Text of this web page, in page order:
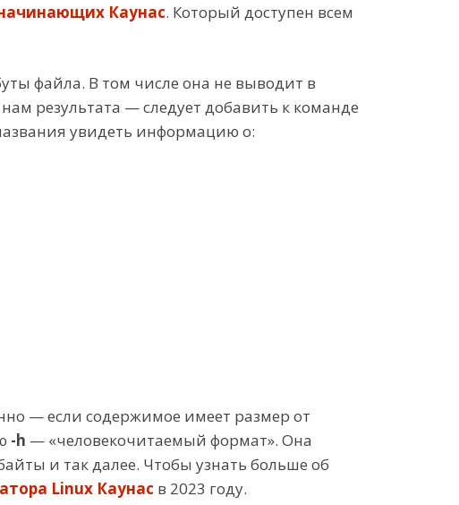
Каунас. Который доступен всем
файла. В том числе она не выводит в
результата — следует добавить к команде
увидеть информацию о:
— если содержимое имеет размер от
-h — «человекочитаемый формат». Она
и так далее. Чтобы узнать больше об
Linux Каунас в 2023 году.